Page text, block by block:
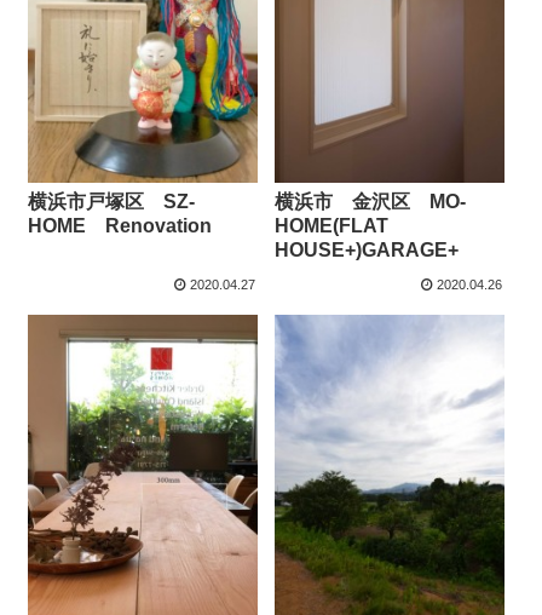
横浜市戸塚区 SZ-
HOME Renovation
2020.04.27
横浜市 金沢区 MO-
HOME(FLAT
HOUSE+)GARAGE+
2020.04.26